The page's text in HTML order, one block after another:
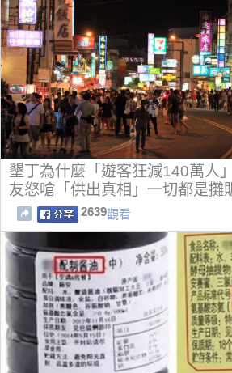
墾丁為什麼「遊客狂減140萬人
友怒嗆「供出真相」一切都是攤
2639觀看